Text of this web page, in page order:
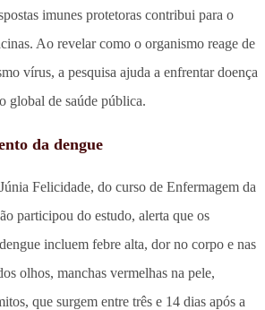
imunes protetoras contribui para o
Ao revelar como o organismo reage de
vírus, a pesquisa ajuda a enfrentar doença
global de saúde pública.
da dengue
Felicidade, do curso de Enfermagem da
participou do estudo, alerta que os
incluem febre alta, dor no corpo e nas
olhos, manchas vermelhas na pele,
que surgem entre três e 14 dias após a